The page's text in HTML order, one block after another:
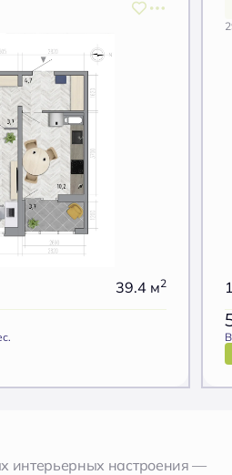
39.4 м2
интерьерных настроения —